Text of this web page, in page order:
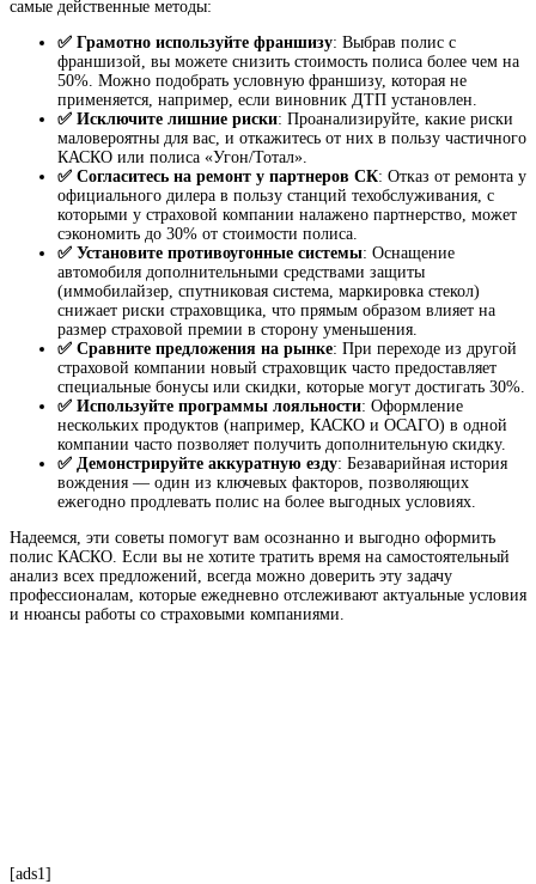
самые действенные методы:
✅ Грамотно используйте франшизу: Выбрав полис с
франшизой, вы можете снизить стоимость полиса более чем на
50%. Можно подобрать условную франшизу, которая не
применяется, например, если виновник ДТП установлен.
✅ Исключите лишние риски: Проанализируйте, какие риски
маловероятны для вас, и откажитесь от них в пользу частичного
КАСКО или полиса «Угон/Тотал».
✅ Согласитесь на ремонт у партнеров СК: Отказ от ремонта у
официального дилера в пользу станций техобслуживания, с
которыми у страховой компании налажено партнерство, может
сэкономить до 30% от стоимости полиса.
✅ Установите противоугонные системы: Оснащение
автомобиля дополнительными средствами защиты
(иммобилайзер, спутниковая система, маркировка стекол)
снижает риски страховщика, что прямым образом влияет на
размер страховой премии в сторону уменьшения.
✅ Сравните предложения на рынке: При переходе из другой
страховой компании новый страховщик часто предоставляет
специальные бонусы или скидки, которые могут достигать 30%.
✅ Используйте программы лояльности: Оформление
нескольких продуктов (например, КАСКО и ОСАГО) в одной
компании часто позволяет получить дополнительную скидку.
✅ Демонстрируйте аккуратную езду: Безаварийная история
вождения — один из ключевых факторов, позволяющих
ежегодно продлевать полис на более выгодных условиях.
Надеемся, эти советы помогут вам осознанно и выгодно оформить
полис КАСКО. Если вы не хотите тратить время на самостоятельный
анализ всех предложений, всегда можно доверить эту задачу
профессионалам, которые ежедневно отслеживают актуальные условия
и нюансы работы со страховыми компаниями.
[ads1]